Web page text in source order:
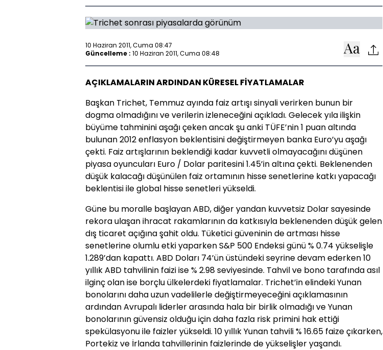
10 Haziran 2011, Cuma 08:47
Güncelleme : 10 Haziran 2011, Cuma 08:48
AÇIKLAMALARIN ARDINDAN KÜRESEL FİYATLAMALAR
Başkan Trichet, Temmuz ayında faiz artışı sinyali verirken bunun bir
dogma olmadığını ve verilerin izleneceğini açıkladı. Gelecek yıla ilişkin
büyüme tahminini aşağı çeken ancak şu anki TÜFE’nin 1 puan altında
bulunan 2012 enflasyon beklentisini değiştirmeyen banka Euro’yu aşağı
çekti. Faiz artışlarının beklendiği kadar kuvvetli olmayacağını düşünen
piyasa oyuncuları Euro / Dolar paritesini 1.45’in altına çekti. Beklenenden
düşük kalacağı düşünülen faiz ortamının hisse senetlerine katkı yapacağı
beklentisi ile global hisse senetleri yükseldi.
Güne bu moralle başlayan ABD, diğer yandan kuvvetsiz Dolar sayesinde
rekora ulaşan ihracat rakamlarının da katkısıyla beklenenden düşük gelen
dış ticaret açığına şahit oldu. Tüketici güveninin de artması hisse
senetlerine olumlu etki yaparken S&P 500 Endeksi günü % 0.74 yükselişle
1.289’dan kapattı. ABD Doları 74’ün üstündeki seyrine devam ederken 10
yıllık ABD tahvilinin faizi ise % 2.98 seviyesinde. Tahvil ve bono tarafında asıl
ilginç olan ise borçlu ülkelerdeki fiyatlamalar. Trichet’in elindeki Yunan
bonolarını daha uzun vadelilerle değiştirmeyeceğini açıklamasının
ardından Avrupalı liderler arasında hala bir birlik olmadığı ve Yunan
bonolarının güvensiz olduğu için daha fazla risk primini hak ettiği
spekülasyonu ile faizler yükseldi. 10 yıllık Yunan tahvili % 16.65 faize çıkarken,
Portekiz ve İrlanda tahvillerinin faizlerinde de yükselişler yaşandı.